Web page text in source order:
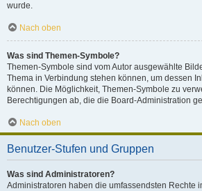
wurde.
Nach oben
Was sind Themen-Symbole?
Themen-Symbole sind vom Autor ausgewählte
Thema in Verbindung stehen können, um dessen
können. Die Möglichkeit, Themen-Symbole zu
Berechtigungen ab, die die Board-Administration
Nach oben
Benutzer-Stufen und Gruppen
Was sind Administratoren?
Administratoren haben die umfassendsten Rechte